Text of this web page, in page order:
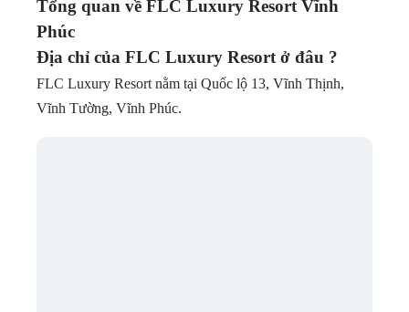
Tổng quan về FLC Luxury Resort Vĩnh
Phúc
Địa chỉ của FLC Luxury Resort ở đâu ?
FLC Luxury Resort nằm tại Quốc lộ 13, Vĩnh Thịnh,
Vĩnh Tường, Vĩnh Phúc.